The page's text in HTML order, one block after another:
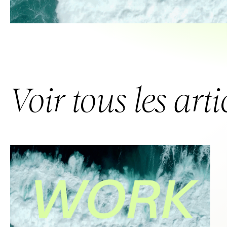
Voir tous les